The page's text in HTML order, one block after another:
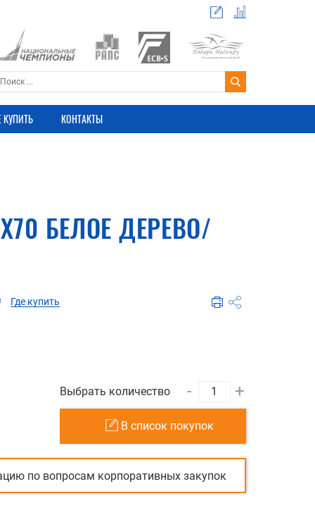
КУПИТЬ КОНТАКТЫ
БЕЛОЕ ДЕРЕВО/
Где купить
Выбрать количество - +
В список покупок
по вопросам корпоративных закупок